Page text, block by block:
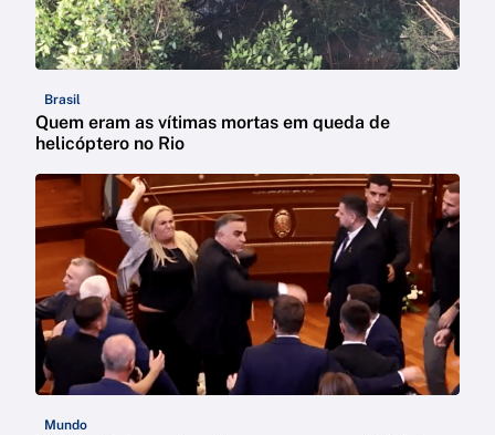
Brasil
Quem eram as vítimas mortas em queda de
helicóptero no Rio
Mundo